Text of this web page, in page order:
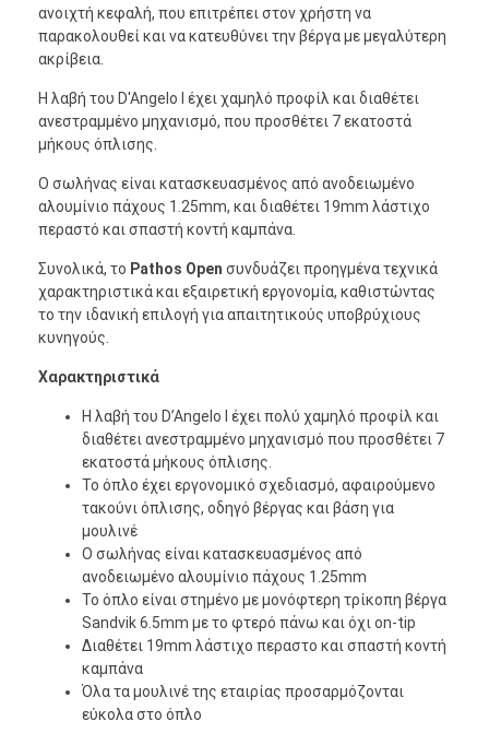
ανοιχτή κεφαλή, που επιτρέπει στον χρήστη να
παρακολουθεί και να κατευθύνει την βέργα με μεγαλύτερη
ακρίβεια.
Η λαβή του D'Angelo I έχει χαμηλό προφίλ και διαθέτει
ανεστραμμένο μηχανισμό, που προσθέτει 7 εκατοστά
μήκους όπλισης.
Ο σωλήνας είναι κατασκευασμένος από ανοδειωμένο
αλουμίνιο πάχους 1.25mm, και διαθέτει 19mm λάστιχο
περαστό και σπαστή κοντή καμπάνα.
Συνολικά, το Pathos Open συνδυάζει προηγμένα τεχνικά
χαρακτηριστικά και εξαιρετική εργονομία, καθιστώντας
το την ιδανική επιλογή για απαιτητικούς υποβρύχιους
κυνηγούς.
Χαρακτηριστικά
Η λαβή του D’Angelo I έχει πολύ χαμηλό προφίλ και
διαθέτει ανεστραμμένο μηχανισμό που προσθέτει 7
εκατοστά μήκους όπλισης.
Το όπλο έχει εργονομικό σχεδιασμό, αφαιρούμενο
τακούνι όπλισης, οδηγό βέργας και βάση για
μουλινέ
Ο σωλήνας είναι κατασκευασμένος από
ανοδειωμένο αλουμίνιο πάχους 1.25mm
Το όπλο είναι στημένο με μονόφτερη τρίκοπη βέργα
Sandvik 6.5mm με το φτερό πάνω και όχι on-tip
Διαθέτει 19mm λάστιχo περαστο και σπαστή κοντή
καμπάνα
Όλα τα μουλινέ της εταιρίας προσαρμόζονται
εύκολα στο όπλο